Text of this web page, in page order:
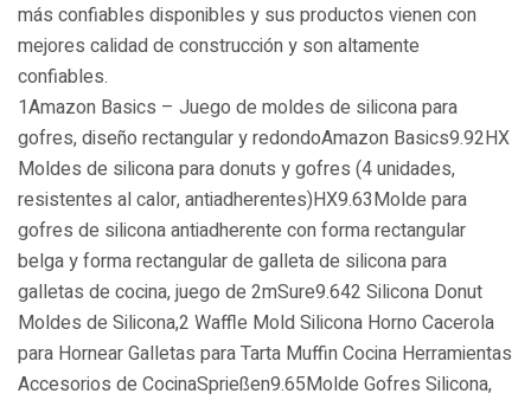
más confiables disponibles y sus productos vienen con
mejores calidad de construcción y son altamente
confiables.
1Amazon Basics – Juego de moldes de silicona para
gofres, diseño rectangular y redondoAmazon Basics9.92HX
Moldes de silicona para donuts y gofres (4 unidades,
resistentes al calor, antiadherentes)HX9.63Molde para
gofres de silicona antiadherente con forma rectangular
belga y forma rectangular de galleta de silicona para
galletas de cocina, juego de 2mSure9.642 Silicona Donut
Moldes de Silicona,2 Waffle Mold Silicona Horno Cacerola
para Hornear Galletas para Tarta Muffin Cocina Herramientas
Accesorios de CocinaSprießen9.65Molde Gofres Silicona,